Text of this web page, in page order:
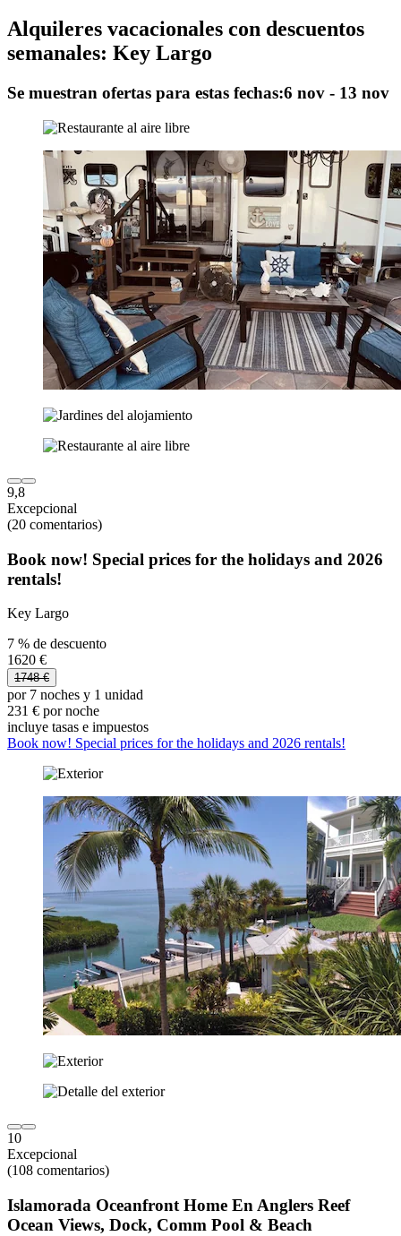
Alquileres vacacionales con descuentos
semanales: Key Largo
Se muestran ofertas para estas fechas:6 nov - 13 nov
9,8
Excepcional
(20 comentarios)
Book now! Special prices for the holidays and 2026
rentals!
Key Largo
7 % de descuento
1620 €
1748 €
por 7 noches y 1 unidad
231 € por noche
incluye tasas e impuestos
Book now! Special prices for the holidays and 2026 rentals!
10
Excepcional
(108 comentarios)
Islamorada Oceanfront Home En Anglers Reef
Ocean Views, Dock, Comm Pool & Beach